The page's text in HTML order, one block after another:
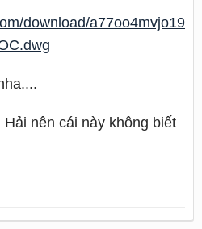
download/a77oo4mvjo19
nên cái này không biết